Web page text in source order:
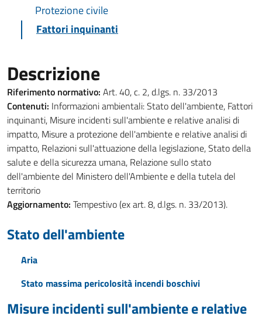
Protezione civile
Fattori inquinanti
Descrizione
Riferimento normativo: Art. 40, c. 2, d.lgs. n. 33/2013
Contenuti: Informazioni ambientali: Stato dell'ambiente, Fattori
inquinanti, Misure incidenti sull'ambiente e relative analisi di
impatto, Misure a protezione dell'ambiente e relative analisi di
impatto, Relazioni sull'attuazione della legislazione, Stato della
salute e della sicurezza umana, Relazione sullo stato
dell'ambiente del Ministero dell'Ambiente e della tutela del
territorio
Aggiornamento: Tempestivo (ex art. 8, d.lgs. n. 33/2013).
Stato dell'ambiente
Aria
Stato massima pericolosità incendi boschivi
Misure incidenti sull'ambiente e relative